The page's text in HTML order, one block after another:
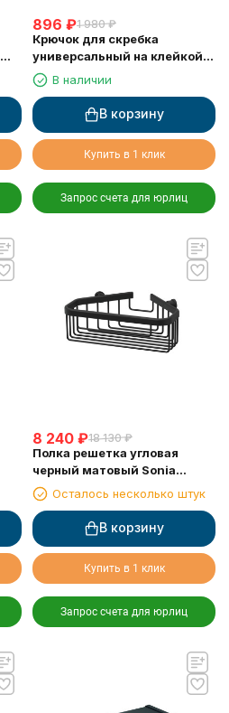
896 ₽1 980 ₽
Крючок для скребка
универсальный на клейкой
основе LANGBERGER 75183-
10-00
В наличии
В корзину
Купить в 1 клик
Запрос счета для юрлиц
8 240 ₽18 130 ₽
Полка решетка угловая
черный матовый Sonia
182855Осталось несколько штук
В корзину
Купить в 1 клик
Запрос счета для юрлиц